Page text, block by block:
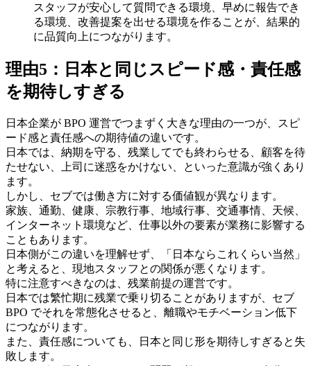
スタッフが安心して質問できる環境、早めに報告でき
る環境、改善提案を出せる環境を作ることが、結果的
に品質向上につながります。
理由5：日本と同じスピード感・責任感
を期待しすぎる
日本企業が BPO 運営でつまずく大きな理由の一つが、スピ
ード感と責任感への期待値の違いです。
日本では、納期を守る、残業してでも終わらせる、顧客を待
たせない、上司に迷惑をかけない、といった意識が強くあり
ます。
しかし、セブでは働き方に対する価値観が異なります。
家族、通勤、健康、宗教行事、地域行事、交通事情、天候、
インターネット環境など、仕事以外の要素が業務に影響する
こともあります。
日本側がこの違いを理解せず、「日本ならこれくらい当然」
と考えると、現地スタッフとの関係が悪くなります。
特に注意すべきなのは、残業前提の運営です。
日本では繁忙期に残業で乗り切ることがありますが、セブ
BPO でそれを常態化させると、離職やモチベーション低下
につながります。
また、責任感についても、日本と同じ形を期待しすぎると失
敗します。